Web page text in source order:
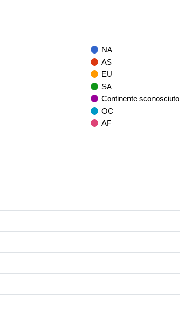
NA
AS
EU
SA
Continente sconosciuto
OC
AF